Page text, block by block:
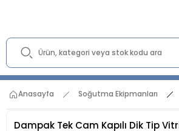
Anasayfa Soğutma Ekipmanları
Dampak Tek Cam Kapılı Dik Tip